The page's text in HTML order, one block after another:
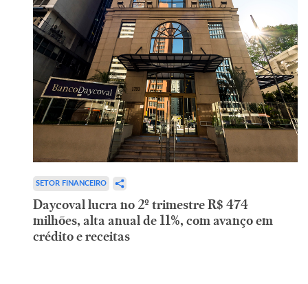
SETOR FINANCEIRO
Daycoval lucra no 2º trimestre R$ 474
milhões, alta anual de 11%, com avanço em
crédito e receitas